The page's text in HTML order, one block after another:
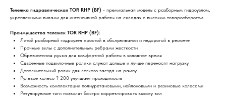
Тележка гидравлическая TOR RHP (BF) - премиальная модель с разборным гидроузлом,
укрепленными вилами для интенсивной работы на складах с высоким товарооборотом.
Преимущества тележек TOR RHP (BF):
Литой разборный гидроузел простой в обслуживании и недорогой в ремонте
Прочные вилы с дополнительным ребрами жесткости
Обрезиненная ручка для комфортной работы в холодное время
Сдвоенные подвилочные ролики служат дольше и лучше переносят нагрузку
Дополнительный ролик для легкого заезда на рампу
Рулевое колесо ? 200 улучшает проходимость
Возможность комплектации полиуретановыми, нейлоновыми и резиновые колесами
Регулируемые тяги позволят быстро корректировать высоту вил